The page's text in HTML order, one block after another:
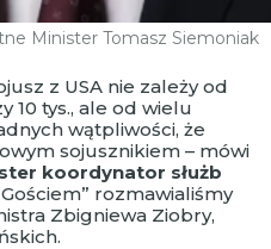
Minister Tomasz Siemoniak
z USA nie zależy od
10 tys., ale od wielu
wątpliwości, że
sojusznikiem – mówi
koordynator służb
rozmawialiśmy
Zbigniewa Ziobry,